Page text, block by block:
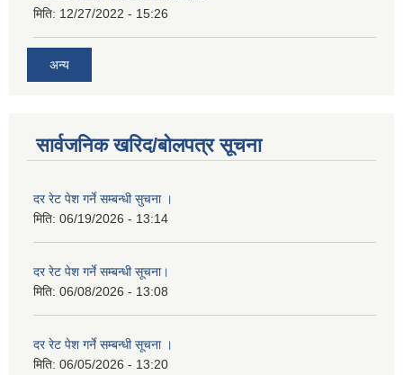
मिति: 12/27/2022 - 15:26
अन्य
सार्वजनिक खरिद/बोलपत्र सूचना
दर रेट पेश गर्ने सम्बन्धी सुचना ।
मिति: 06/19/2026 - 13:14
दर रेट पेश गर्ने सम्बन्धी सूचना।
मिति: 06/08/2026 - 13:08
दर रेट पेश गर्ने सम्बन्धी सूचना ।
मिति: 06/05/2026 - 13:20